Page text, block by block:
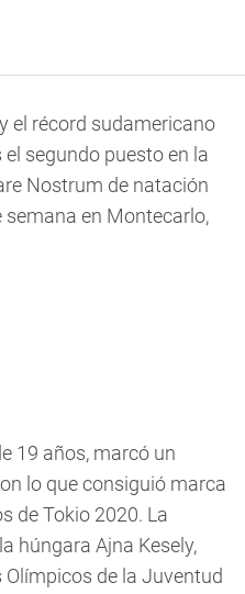
el récord sudamericano
segundo puesto en la
Nostrum de natación
en Montecarlo,
19 años, marcó un
lo que consiguió marca
de Tokio 2020. La
húngara Ajna Kesely,
de la Juventud